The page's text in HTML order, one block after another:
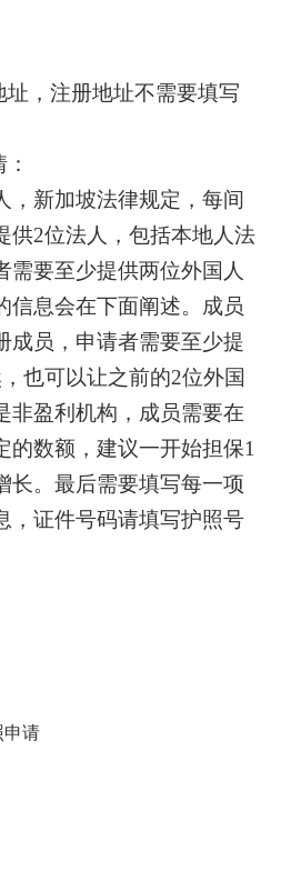
，注册地址不需要填写
，新加坡法律规定，每间
供2位法人，包括本地人法
需要至少提供两位外国人
信息会在下面阐述。成员
成员，申请者需要至少提
也可以让之前的2位外国
非盈利机构，成员需要在
的数额，建议一开始担保1
长。最后需要填写每一项
，证件号码请填写护照号
申请